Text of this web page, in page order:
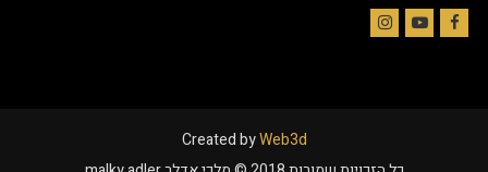
Created byWeb3d